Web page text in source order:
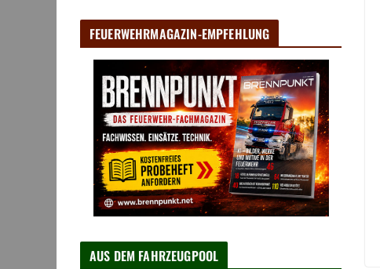
FEUERWEHRMAGAZIN-EMPFEHLUNG
AUS DEM FAHRZEUGPOOL